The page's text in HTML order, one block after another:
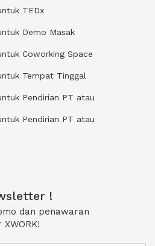
TEDx
Demo Masak
Coworking Space
Tempat Tinggal
Pendirian PT atau
Pendirian PT atau
!
dan penawaran